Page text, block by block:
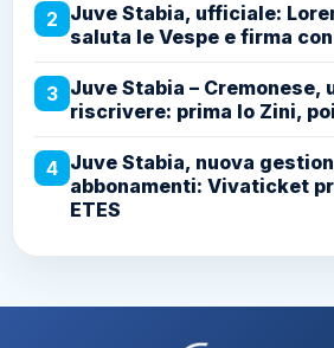
2 Juve Stabia, ufficiale:
saluta le Vespe e firma
3 Juve Stabia – Cremonese,
riscrivere: prima lo Zini,
4 Juve Stabia, nuova
abbonamenti: Vivaticket
ETES